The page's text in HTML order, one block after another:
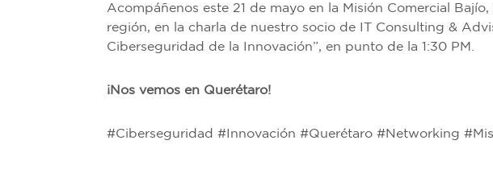
Acompáñenos este 21 de mayo en la Misión Comercial
región, en la charla de nuestro socio de IT Consulting &
Ciberseguridad de la Innovación”, en punto de la 1:30 PM.
¡Nos vemos en Querétaro!
#Ciberseguridad #Innovación #Querétaro #Networking